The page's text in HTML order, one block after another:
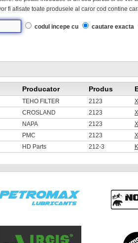
fi afisate toate produsele al caror cod contine
codul incepe cu cautare exacta
Producator Produs
TEHO FILTER 2123
CROSLAND 2123
NAPA 2123
PMC 2123
HD Parts 212-3